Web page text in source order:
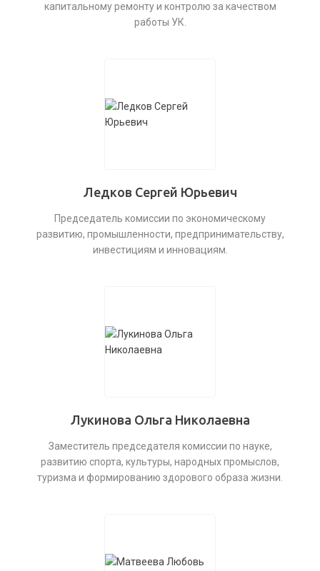
капитальному ремонту и контролю за качеством
работы УК.
Ледков Сергей Юрьевич
Председатель комиссии по экономическому
развитию, промышленности, предпринимательству,
инвестициям и инновациям.
Лукинова Ольга Николаевна
Заместитель председателя комиссии по науке,
развитию спорта, культуры, народных промыслов,
туризма и формированию здорового образа жизни.